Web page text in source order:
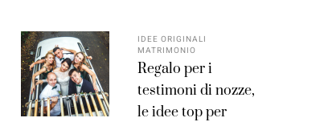
IDEE ORIGINALI
MATRIMONIO
Regalo per i
testimoni di nozze,
le idee top per